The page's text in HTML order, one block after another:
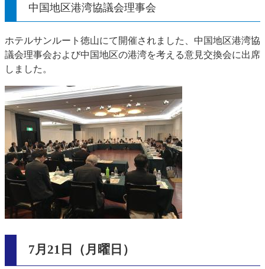
中国地区港湾協議会理事会
ホテルサンルート徳山にて開催されました、中国地区港湾協
議会理事会および中国地区の港湾を考える意見交換会に出席
しました。
7月21日（月曜日）